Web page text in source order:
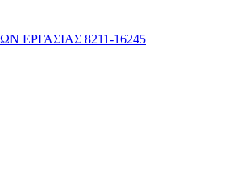
ΕΡΓΑΣΙΑΣ 8211-16245